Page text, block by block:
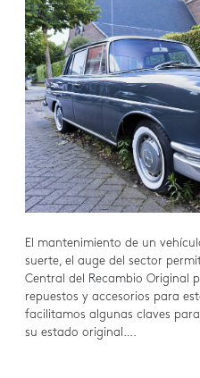
El mantenimiento de un
suerte, el auge del sector
Central del Recambio Original
repuestos y accesorios para
facilitamos algunas claves
su estado original….